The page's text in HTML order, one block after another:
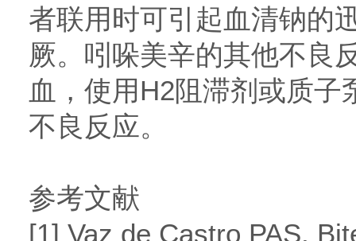
者联用时可引起血清钠的
厥。吲哚美辛的其他不良
血，使用H2阻滞剂或质子
不良反应。
参考文献
[1] Vaz de Castro PAS,